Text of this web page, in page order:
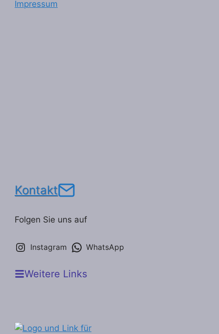
Impressum
Kontakt
Folgen Sie uns auf
Instagram WhatsApp
Weitere Links